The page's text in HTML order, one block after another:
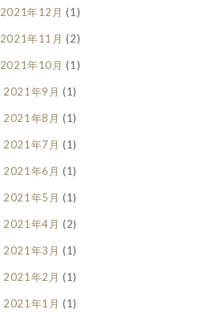
2021年12月 (1)
2021年11月 (2)
2021年10月 (1)
2021年9月 (1)
2021年8月 (1)
2021年7月 (1)
2021年6月 (1)
2021年5月 (1)
2021年4月 (2)
2021年3月 (1)
2021年2月 (1)
2021年1月 (1)